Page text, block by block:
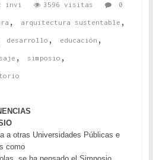
invi 3596 visitas 0
, arquitectura sustentable ,
desarrollo , educación ,
, simposio ,
a otras Universidades Públicas e
como